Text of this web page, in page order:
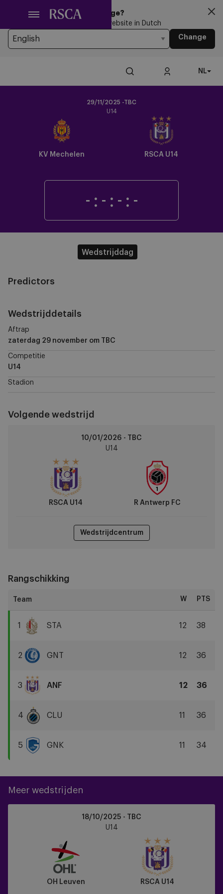
hoofdinhoud
Looking for another Language?
You’re currently browsing the website in Dutch
Change
NL
29/11/2025 -TBC
U14
KV Mechelen
Crest
Dark
RSCA U14
- : - : - : -
Wedstrijddag
Predictors
Wedstrijddetails
Aftrap
zaterdag 29 november om TBC
Competitie
U14
Stadion
Volgende wedstrijd
10/01/2026 - TBC
U14
RSCA U14 R Antwerp FC
Wedstrijdcentrum
Rangschikking
W PTS
1
Liège
STA 12 38
2
Gent
GNT 12 36
3
U14
ANF 12 36
4
Brugge
CLU 11 36
5
GNK 11 34
Meer wedstrijden
18/10/2025 - TBC
U14
OH Leuven RSCA U14